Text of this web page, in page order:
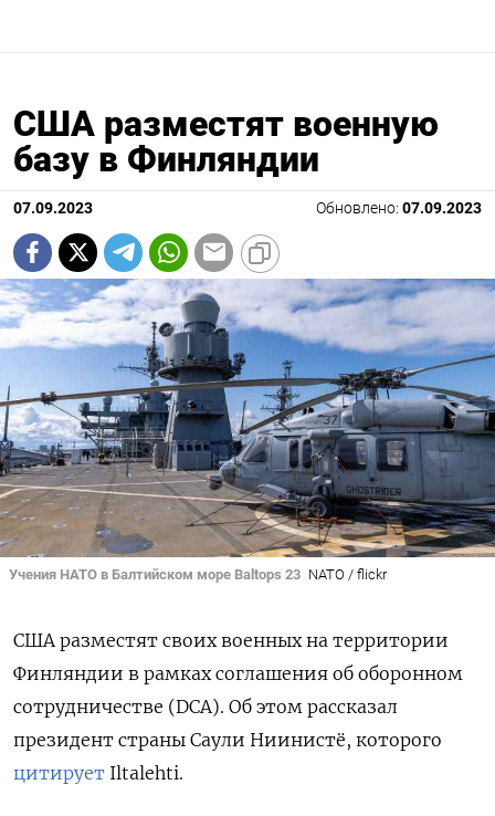
США разместят военную
базу в Финляндии
07.09.2023 Обновлено: 07.09.2023
Учения НАТО в Балтийском море Baltops 23 NATO / flickr
США разместят своих военных на территории
Финляндии в рамках соглашения об оборонном
сотрудничестве (DCA). Об этом рассказал
президент страны Саули Ниинистё, которого
цитирует Iltalehti.